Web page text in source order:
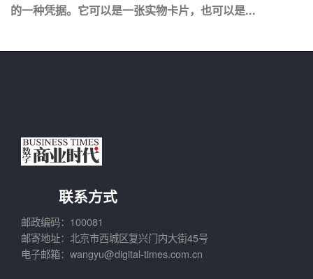
的一种凭据。它可以是一张实物卡片，也可以是...
联系方式
邮政编码：100081
邮寄地址：北京市西城区复兴门内大街45号
电子邮箱：wangyu@digital-times.com.cn